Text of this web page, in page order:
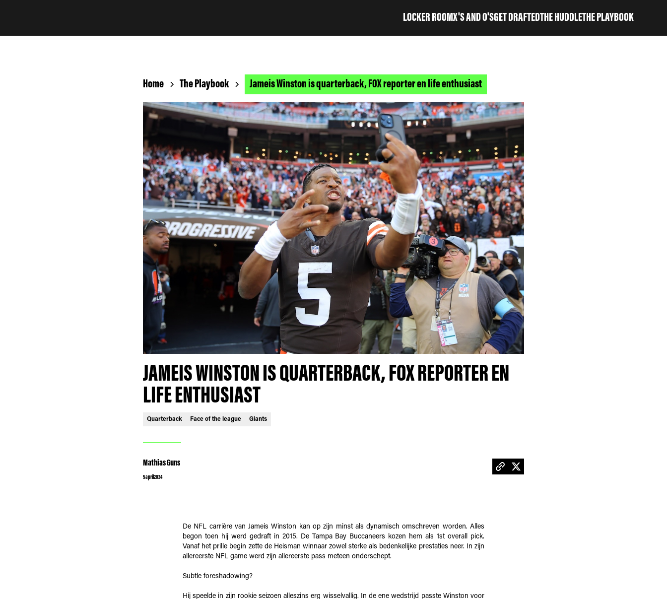
LOCKER ROOMX'S AND O'SGET DRAFTEDTHE HUDDLETHE PLAYBOOK
Home The Playbook Jameis Winston is quarterback, FOX reporter en life enthusiast
JAMEIS WINSTON IS QUARTERBACK, FOX REPORTER EN
LIFE ENTHUSIAST
Quarterback Face of the league Giants
Mathias Guns
5april2024
De NFL carrière van Jameis Winston kan op zijn minst als dynamisch omschreven worden. Alles
begon toen hij werd gedraft in 2015. De Tampa Bay Buccaneers kozen hem als 1st overall pick.
Vanaf het prille begin zette de Heisman winnaar zowel sterke als bedenkelijke prestaties neer. In zijn
allereerste NFL game werd zijn allereerste pass meteen onderschept.
Subtle foreshadowing?
Hij speelde in zijn rookie seizoen alleszins erg wisselvallig. In de ene wedstrijd passte Winston voor